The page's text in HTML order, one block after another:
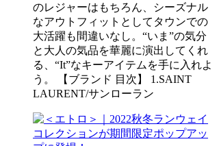
のレジャーはもちろん、シーズナル
なアウトフィットとしてタウンでの
大活躍も間違いなし。“いま”の気分
と大人の気品を華麗に演出してくれ
る、“It”なキーアイテムを手に入れよ
う。 【ブランド 目次】 1.SAINT
LAURENT/サンローラン